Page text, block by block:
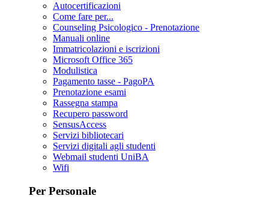
Autocertificazioni
Come fare per...
Counseling Psicologico - Prenotazione
Manuali online
Immatricolazioni e iscrizioni
Microsoft Office 365
Modulistica
Pagamento tasse - PagoPA
Prenotazione esami
Rassegna stampa
Recupero password
SensusAccess
Servizi bibliotecari
Servizi digitali agli studenti
Webmail studenti UniBA
Wifi
Per Personale